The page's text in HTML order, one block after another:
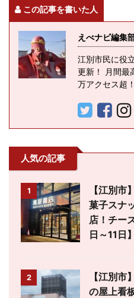
この記事を書いた人
えべナビ編集
江別市民に役
更新！ 月間最
万アクセス超！
人気の記事
1
【江別
菓子スナ
店！チー
日～11日】
2
【江別
の屋上看